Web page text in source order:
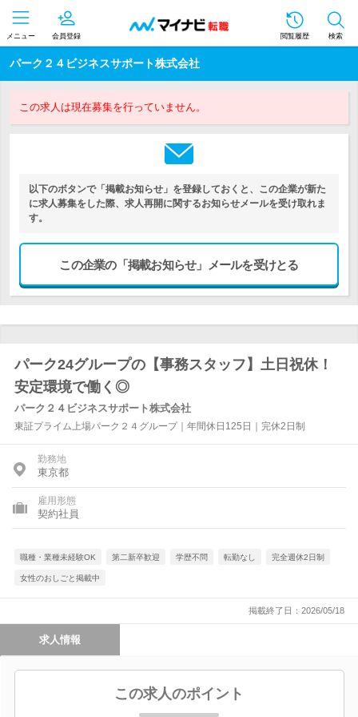
メニュー 会員登録 閲覧履歴 検索
パーク２４ビジネスサポート株式会社
この求人は現在募集を行っていません。
以下のボタンで「掲載お知らせ」を登録しておくと、この企業が新た
に求人募集をした際、求人再開に関するお知らせメールを受け取れま
す。
この企業の「掲載お知らせ」メールを受けとる
パーク24グループの【事務スタッフ】土日祝休！
安定環境で働く◎
パーク２４ビジネスサポート株式会社
東証プライム上場パーク２４グループ｜年間休日125日｜完休2日制
勤務地
東京都
雇用形態
契約社員
職種・業種未経験OK 第二新卒歓迎 学歴不問 転勤なし 完全週休2日制
女性のおしごと掲載中
掲載終了日：2026/05/18
求人情報
この求人のポイント